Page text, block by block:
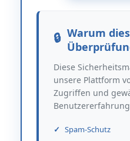
Warum
Diese
unsere Plattform
Zugriffen und
Spam-Schutz